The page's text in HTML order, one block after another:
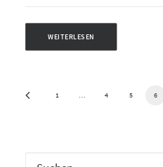
WEITERLESEN
1 4 5 6